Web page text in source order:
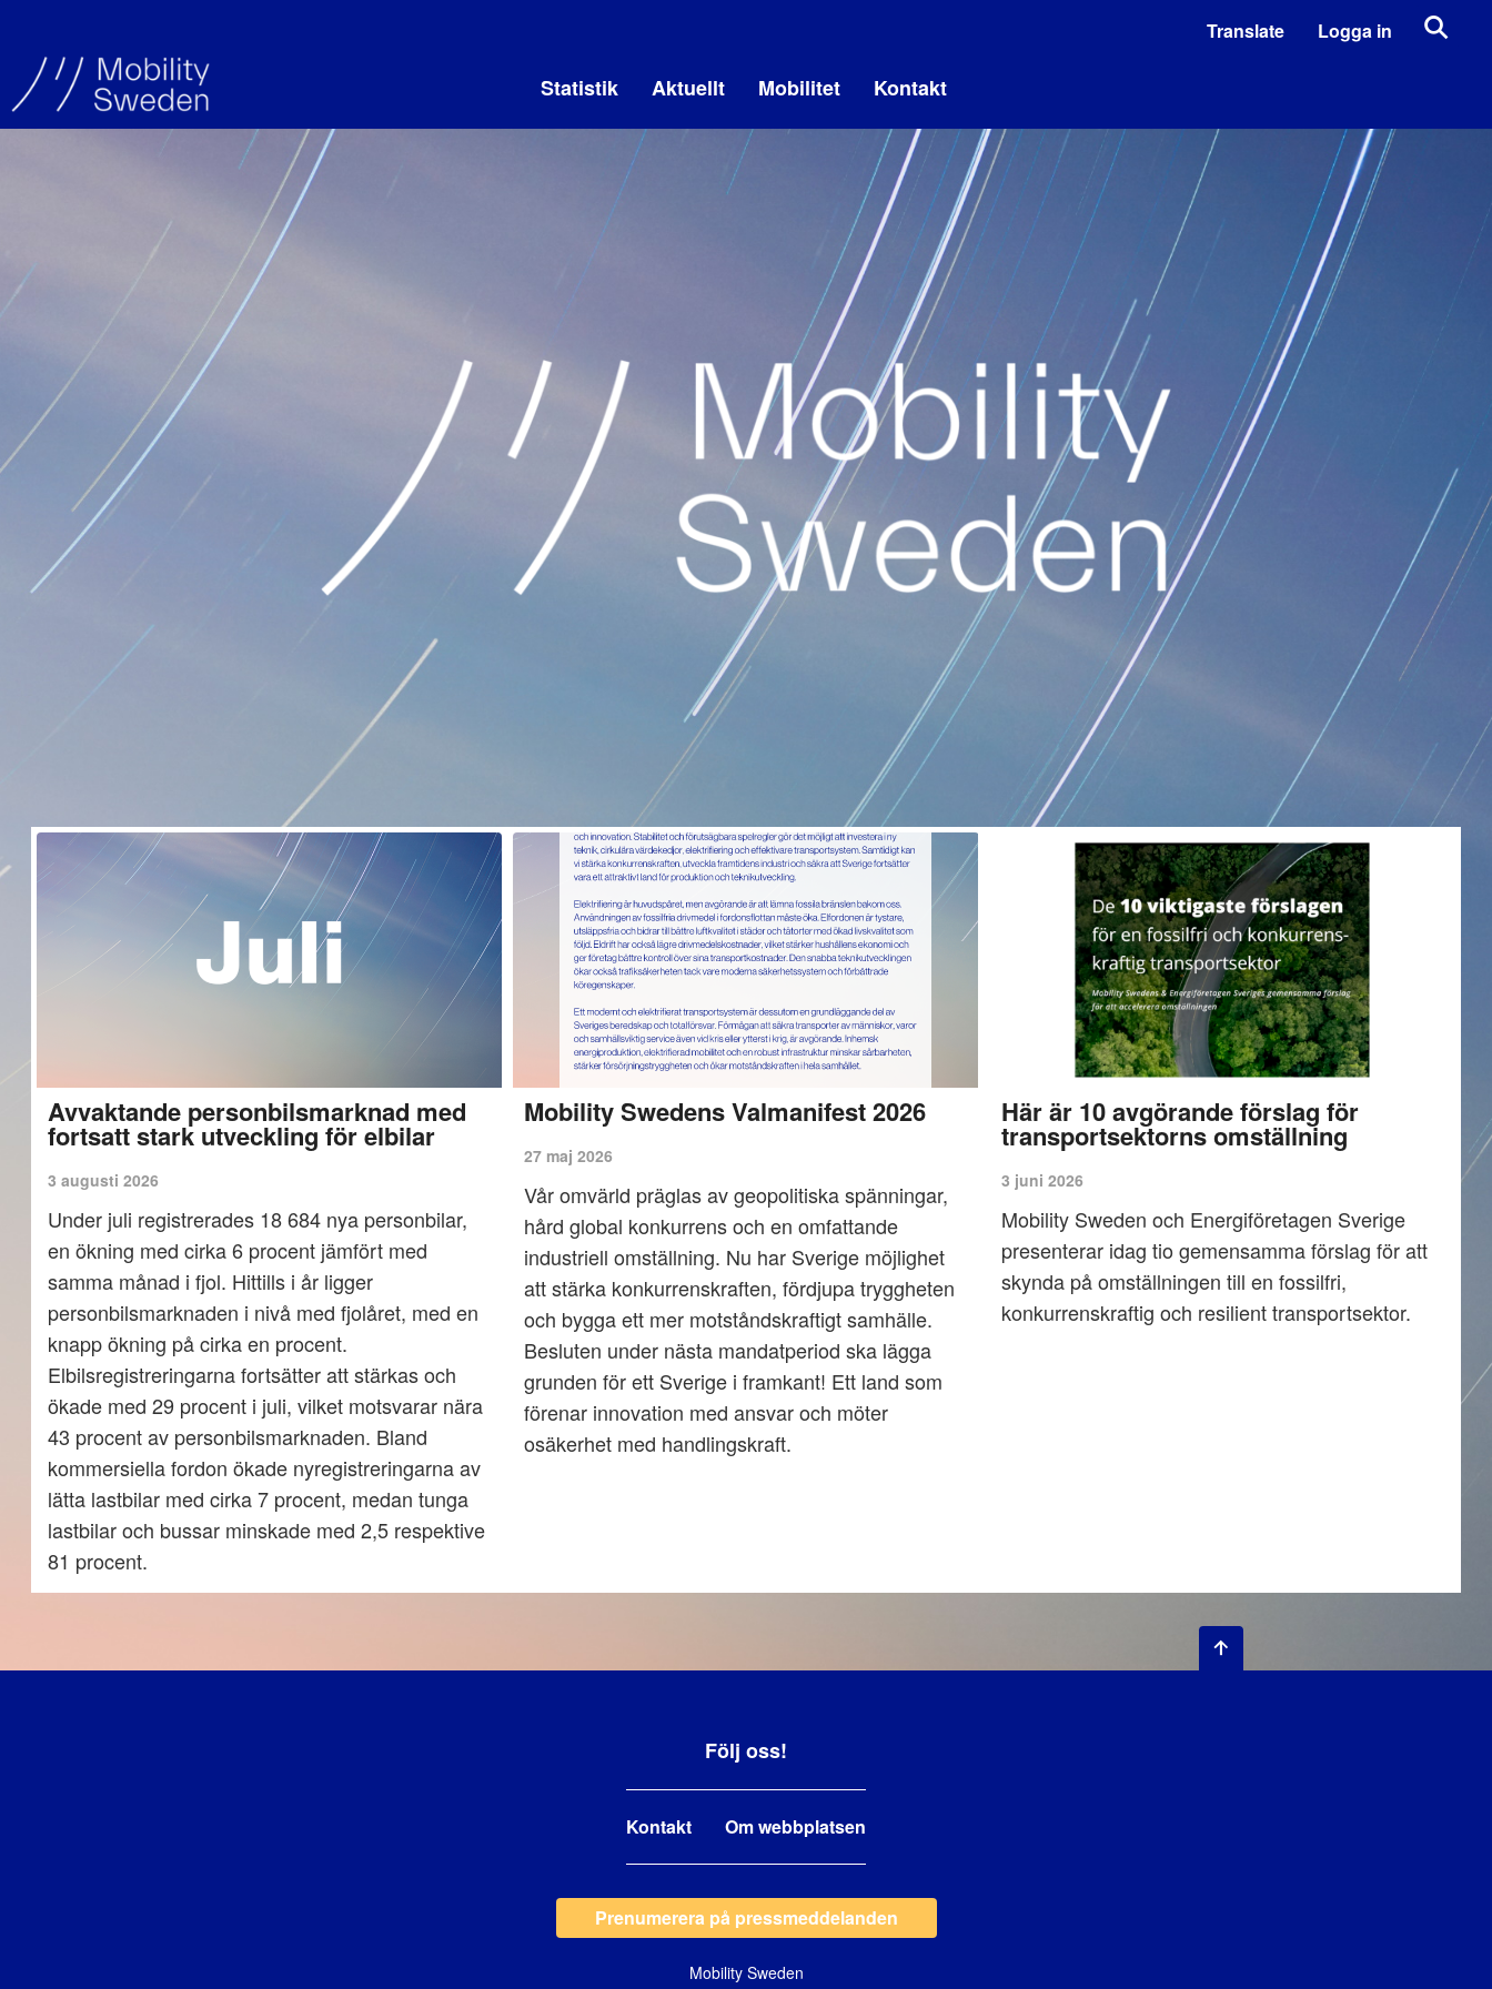
Translate Logga in
Statistik Aktuellt Mobilitet Kontakt
Avvaktande personbilsmarknad med
fortsatt stark utveckling för elbilar
3 augusti 2026
Under juli registrerades 18 684 nya personbilar,
en ökning med cirka 6 procent jämfört med
samma månad i fjol. Hittills i år ligger
personbilsmarknaden i nivå med fjolåret, med en
knapp ökning på cirka en procent.
Elbilsregistreringarna fortsätter att stärkas och
ökade med 29 procent i juli, vilket motsvarar nära
43 procent av personbilsmarknaden. Bland
kommersiella fordon ökade nyregistreringarna av
lätta lastbilar med cirka 7 procent, medan tunga
lastbilar och bussar minskade med 2,5 respektive
81 procent.
Mobility Swedens Valmanifest 2026
27 maj 2026
Vår omvärld präglas av geopolitiska spänningar,
hård global konkurrens och en omfattande
industriell omställning. Nu har Sverige möjlighet
att stärka konkurrenskraften, fördjupa tryggheten
och bygga ett mer motståndskraftigt samhälle.
Besluten under nästa mandatperiod ska lägga
grunden för ett Sverige i framkant! Ett land som
förenar innovation med ansvar och möter
osäkerhet med handlingskraft.
Här är 10 avgörande förslag för
transportsektorns omställning
3 juni 2026
Mobility Sweden och Energiföretagen Sverige
presenterar idag tio gemensamma förslag för att
skynda på omställningen till en fossilfri,
konkurrenskraftig och resilient transportsektor.
Följ oss!
Kontakt Om webbplatsen
Prenumerera på pressmeddelanden
Mobility Sweden